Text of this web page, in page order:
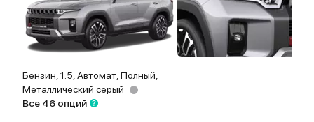
Бензин, 1.5, Автомат, Полный,
Металлический серый
Все 46 опций